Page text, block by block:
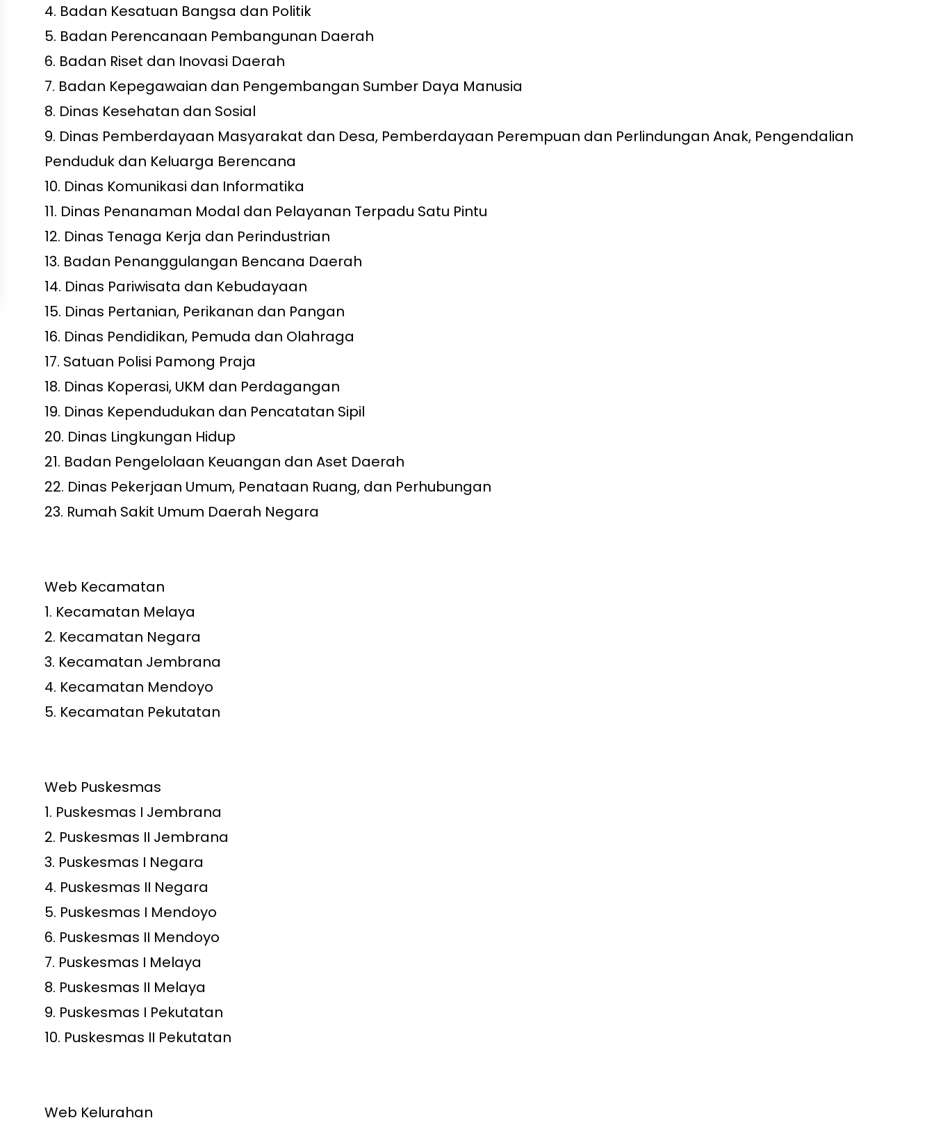
4. Badan Kesatuan Bangsa dan Politik
5. Badan Perencanaan Pembangunan Daerah
6. Badan Riset dan Inovasi Daerah
7. Badan Kepegawaian dan Pengembangan Sumber Daya Manusia
8. Dinas Kesehatan dan Sosial
9. Dinas Pemberdayaan Masyarakat dan Desa, Pemberdayaan Perempuan dan Perlindungan Anak, Pengendalian
Penduduk dan Keluarga Berencana
10. Dinas Komunikasi dan Informatika
11. Dinas Penanaman Modal dan Pelayanan Terpadu Satu Pintu
12. Dinas Tenaga Kerja dan Perindustrian
13. Badan Penanggulangan Bencana Daerah
14. Dinas Pariwisata dan Kebudayaan
15. Dinas Pertanian, Perikanan dan Pangan
16. Dinas Pendidikan, Pemuda dan Olahraga
17. Satuan Polisi Pamong Praja
18. Dinas Koperasi, UKM dan Perdagangan
19. Dinas Kependudukan dan Pencatatan Sipil
20. Dinas Lingkungan Hidup
21. Badan Pengelolaan Keuangan dan Aset Daerah
22. Dinas Pekerjaan Umum, Penataan Ruang, dan Perhubungan
23. Rumah Sakit Umum Daerah Negara
Web Kecamatan
1. Kecamatan Melaya
2. Kecamatan Negara
3. Kecamatan Jembrana
4. Kecamatan Mendoyo
5. Kecamatan Pekutatan
Web Puskesmas
1. Puskesmas I Jembrana
2. Puskesmas II Jembrana
3. Puskesmas I Negara
4. Puskesmas II Negara
5. Puskesmas I Mendoyo
6. Puskesmas II Mendoyo
7. Puskesmas I Melaya
8. Puskesmas II Melaya
9. Puskesmas I Pekutatan
10. Puskesmas II Pekutatan
Web Kelurahan